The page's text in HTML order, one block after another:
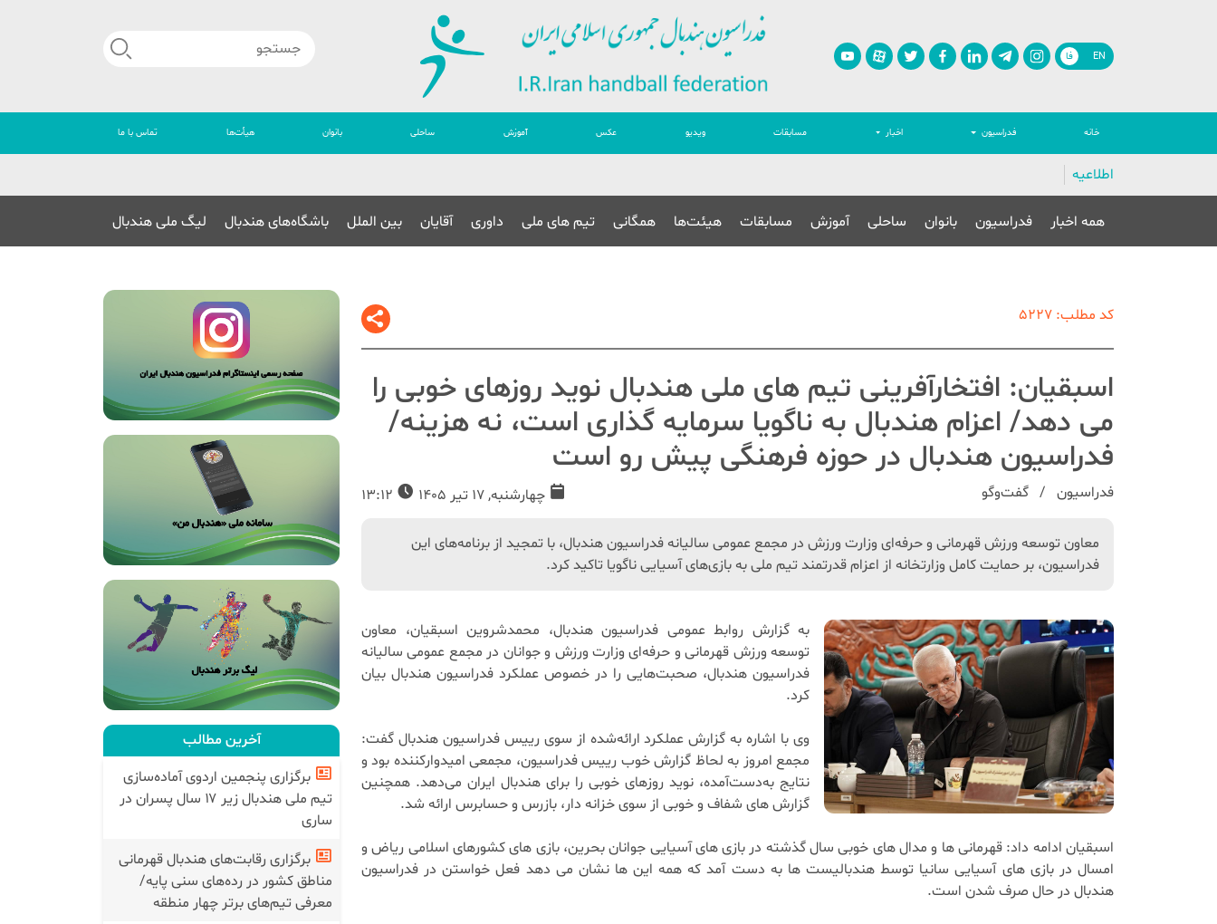
EN فا
خانه فدراسیون اخبار مسابقات ویدیو عکس آموزش ساحلی بانوان هیأت‌ها تماس با ما
اطلاعیه
همه اخبار فدراسیون بانوان ساحلی آموزش مسابقات هیئت‌ها همگانی تیم های ملی داوری آقایان بین الملل باشگاه‌های هندبال لیگ ملی هندبال
کد مطلب: 5227
اسبقیان: افتخارآفرینی تیم های ملی هندبال نوید روزهای خوبی را
می دهد/ اعزام هندبال به ناگویا سرمایه گذاری است، نه هزینه/
فدراسیون هندبال در حوزه فرهنگی پیش رو است
فدراسیون گفت‌و‌گو چهارشنبه, 17 تیر 1405
معاون توسعه ورزش قهرمانی و حرفه‌ای وزارت ورزش در مجمع عمومی سالیانه فدراسیون هندبال، با تمجید از برنامه‌های این
فدراسیون، بر حمایت کامل وزارتخانه از اعزام قدرتمند تیم ملی به بازی‌های آسیایی ناگویا تاکید کرد.
به گزارش روابط عمومی فدراسیون هندبال، محمدشروین اسبقیان، معاون
توسعه ورزش قهرمانی و حرفه‌ای وزارت ورزش و جوانان در مجمع عمومی سالیانه
فدراسیون هندبال، صحبت‌هایی را در خصوص عملکرد فدراسیون هندبال بیان
کرد.
وی با اشاره به گزارش عملکرد ارائه‌شده از سوی رییس فدراسیون هندبال گفت:
مجمع امروز به لحاظ گزارش خوب رییس فدراسیون، مجمعی امیدوارکننده بود و
نتایج به‌دست‌آمده، نوید روزهای خوبی را برای هندبال ایران می‌دهد. همچنین
گزارش های شفاف و خوبی از سوی خزانه دار، بازرس و حسابرس ارائه شد.
اسبقیان ادامه داد: قهرمانی ها و مدال های خوبی سال گذشته در بازی های آسیایی جوانان بحرین، بازی های کشورهای اسلامی ریاض و
امسال در بازی های آسیایی سانیا توسط هندبالیست ها به دست آمد که همه این ها نشان می دهد فعل خواستن در فدراسیون
هندبال در حال صرف شدن است.
آخرین مطالب
برگزاری پنجمین اردوی آماده‌سازی
تیم ملی هندبال زیر ۱۷ سال پسران در
ساری
برگزاری رقابت‌های هندبال قهرمانی
مناطق کشور در رده‌های سنی پایه/
معرفی تیم‌های برتر چهار منطقه